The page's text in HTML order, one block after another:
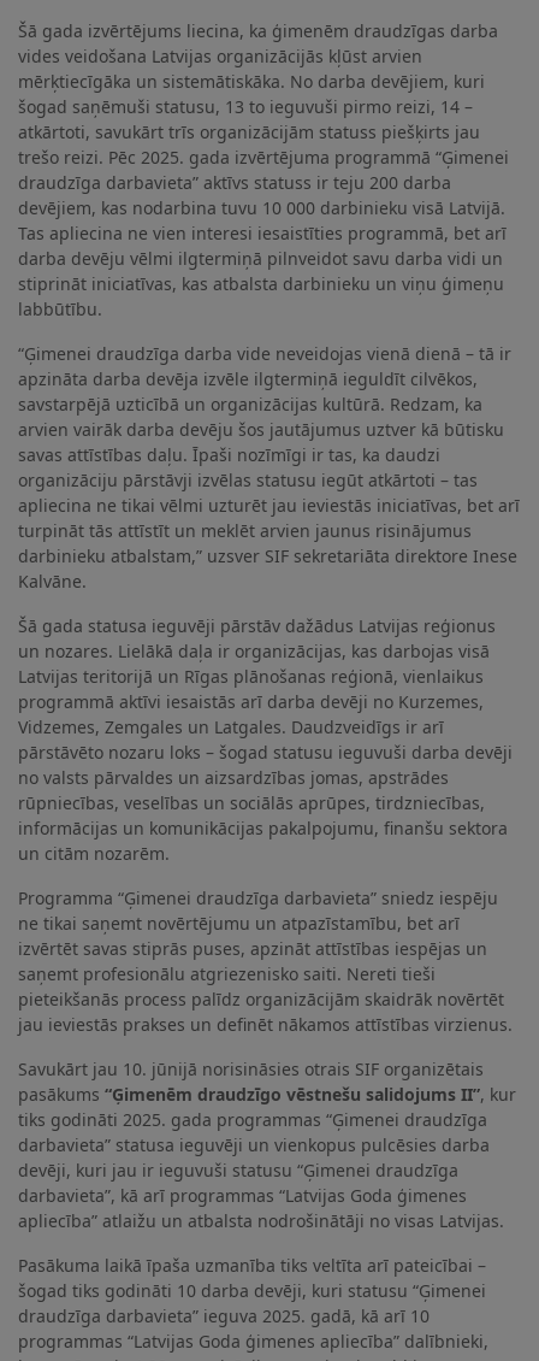
Šā gada izvērtējums liecina, ka ģimenēm draudzīgas darba
vides veidošana Latvijas organizācijās kļūst arvien
mērķtiecīgāka un sistemātiskāka. No darba devējiem, kuri
šogad saņēmuši statusu, 13 to ieguvuši pirmo reizi, 14 –
atkārtoti, savukārt trīs organizācijām statuss piešķirts jau
trešo reizi. Pēc 2025. gada izvērtējuma programmā “Ģimenei
draudzīga darbavieta” aktīvs statuss ir teju 200 darba
devējiem, kas nodarbina tuvu 10 000 darbinieku visā Latvijā.
Tas apliecina ne vien interesi iesaistīties programmā, bet arī
darba devēju vēlmi ilgtermiņā pilnveidot savu darba vidi un
stiprināt iniciatīvas, kas atbalsta darbinieku un viņu ģimeņu
labbūtību.
“Ģimenei draudzīga darba vide neveidojas vienā dienā – tā ir
apzināta darba devēja izvēle ilgtermiņā ieguldīt cilvēkos,
savstarpējā uzticībā un organizācijas kultūrā. Redzam, ka
arvien vairāk darba devēju šos jautājumus uztver kā būtisku
savas attīstības daļu. Īpaši nozīmīgi ir tas, ka daudzi
organizāciju pārstāvji izvēlas statusu iegūt atkārtoti – tas
apliecina ne tikai vēlmi uzturēt jau ieviestās iniciatīvas, bet arī
turpināt tās attīstīt un meklēt arvien jaunus risinājumus
darbinieku atbalstam,” uzsver SIF sekretariāta direktore Inese
Kalvāne.
Šā gada statusa ieguvēji pārstāv dažādus Latvijas reģionus
un nozares. Lielākā daļa ir organizācijas, kas darbojas visā
Latvijas teritorijā un Rīgas plānošanas reģionā, vienlaikus
programmā aktīvi iesaistās arī darba devēji no Kurzemes,
Vidzemes, Zemgales un Latgales. Daudzveidīgs ir arī
pārstāvēto nozaru loks – šogad statusu ieguvuši darba devēji
no valsts pārvaldes un aizsardzības jomas, apstrādes
rūpniecības, veselības un sociālās aprūpes, tirdzniecības,
informācijas un komunikācijas pakalpojumu, finanšu sektora
un citām nozarēm.
Programma “Ģimenei draudzīga darbavieta” sniedz iespēju
ne tikai saņemt novērtējumu un atpazīstamību, bet arī
izvērtēt savas stiprās puses, apzināt attīstības iespējas un
saņemt profesionālu atgriezenisko saiti. Nereti tieši
pieteikšanās process palīdz organizācijām skaidrāk novērtēt
jau ieviestās prakses un definēt nākamos attīstības virzienus.
Savukārt jau 10. jūnijā norisināsies otrais SIF organizētais
pasākums “Ģimenēm draudzīgo vēstnešu salidojums II”, kur
tiks godināti 2025. gada programmas “Ģimenei draudzīga
darbavieta” statusa ieguvēji un vienkopus pulcēsies darba
devēji, kuri jau ir ieguvuši statusu “Ģimenei draudzīga
darbavieta”, kā arī programmas “Latvijas Goda ģimenes
apliecība” atlaižu un atbalsta nodrošinātāji no visas Latvijas.
Pasākuma laikā īpaša uzmanība tiks veltīta arī pateicībai –
šogad tiks godināti 10 darba devēji, kuri statusu “Ģimenei
draudzīga darbavieta” ieguva 2025. gadā, kā arī 10
programmas “Latvijas Goda ģimenes apliecība” dalībnieki,